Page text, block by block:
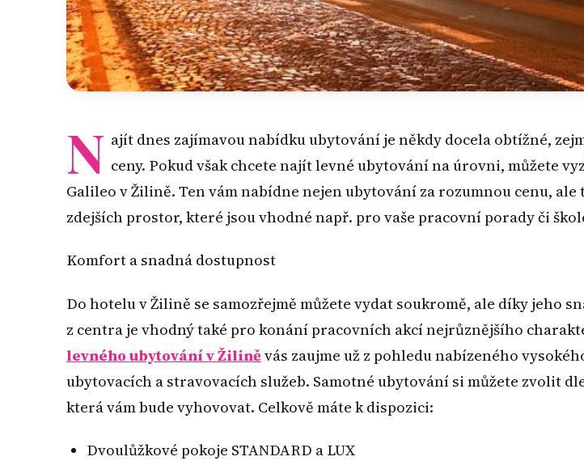
N ajít dnes zajímavou nabídku ubytování je někdy docela obtížné,
ceny. Pokud však chcete najít levné ubytování na úrovni, můžete
Galileo v Žilině. Ten vám nabídne nejen ubytování za rozumnou cenu, ale
zdejších prostor, které jsou vhodné např. pro vaše pracovní porady či
Komfort a snadná dostupnost
Do hotelu v Žilině se samozřejmě můžete vydat soukromě, ale díky jeho
z centra je vhodný také pro konání pracovních akcí nejrůznějšího
levného ubytování v Žiliněvás zaujme už z pohledu nabízeného
ubytovacích a stravovacích služeb. Samotné ubytování si můžete zvolit
která vám bude vyhovovat. Celkově máte k dispozici:
Dvoulůžkové pokoje STANDARD a LUX